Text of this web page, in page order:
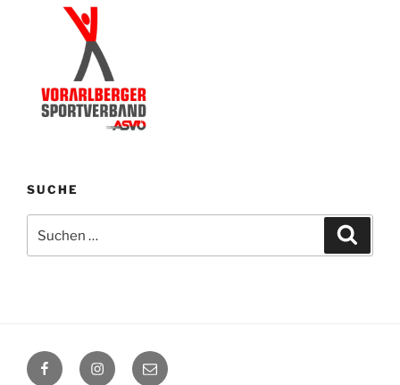
SUCHE
nach:
FacebookInstagram
E-